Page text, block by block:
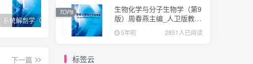
内科学（第9版）葛均波主编_人卫版教材.PDF电子书下载
下一篇
生物化学与分子生物学（第9
版）周春燕主编_人卫版教
材.PDF电子书下载
5年前 2851人已阅读
TOP8
标签云